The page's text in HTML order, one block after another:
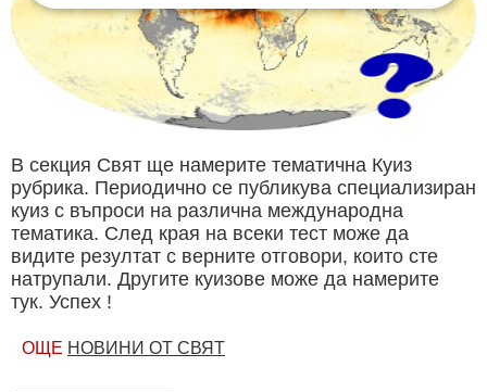
В секция Свят ще намерите тематична Куиз
рубрика. Периодично се публикува специализиран
куиз с въпроси на различна международна
тематика. След края на всеки тест може да
видите резултат с верните отговори, които сте
натрупали. Другите куизове може да намерите
тук. Успех !
ОЩЕ НОВИНИ ОТ СВЯТ